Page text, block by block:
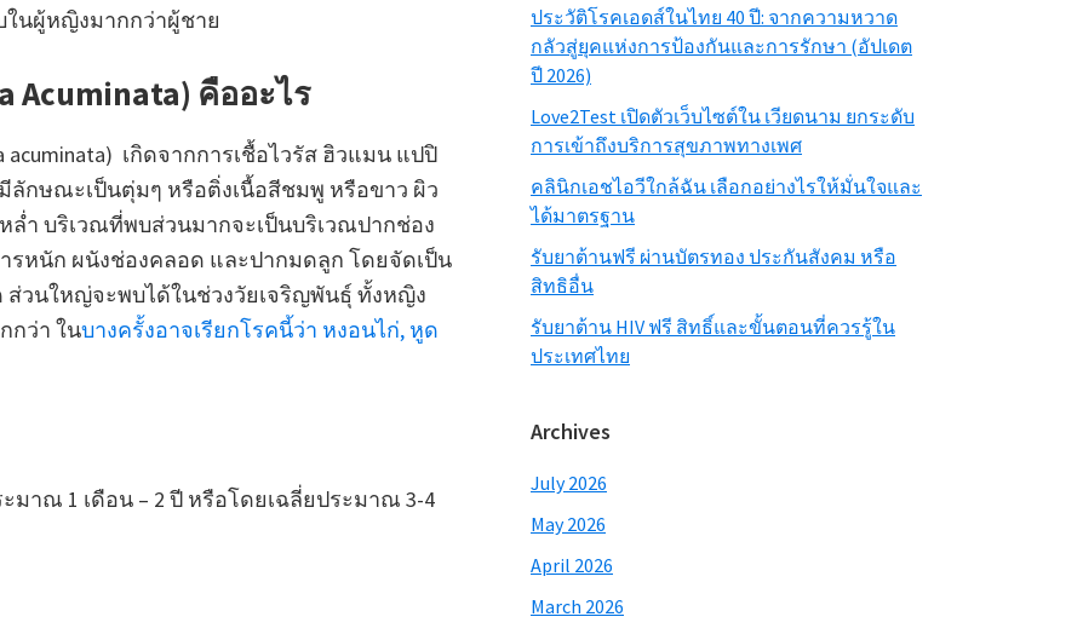
นผู้หญิงมากกว่าผู้ชาย
Acuminata) คืออะไร
acuminata) เกิดจากการเชื้อไวรัส ฮิวแมน แปปิ
ยมีลักษณะเป็นตุ่มๆ หรือติ่งเนื้อสีชมพู หรือขาว ผิว
ำ บริเวณที่พบส่วนมากจะเป็นบริเวณปากช่อง
หนัก ผนังช่องคลอด และปากมดลูก โดยจัดเป็น
วนใหญ่จะพบได้ในช่วงวัยเจริญพันธุ์ ทั้งหญิง
กว่า ในบางครั้งอาจเรียกโรคนี้ว่า หงอนไก่, หูด
มาณ 1 เดือน – 2 ปี หรือโดยเฉลี่ยประมาณ 3-4
ประวัติโรคเอดส์ในไทย 40 ปี: จากความหวาด
กลัวสู่ยุคแห่งการป้องกันและการรักษา (อัปเดต
ปี 2026)
Love2Test เปิดตัวเว็บไซต์ใน เวียดนาม ยกระดับ
การเข้าถึงบริการสุขภาพทางเพศ
คลินิกเอชไอวีใกล้ฉัน เลือกอย่างไรให้มั่นใจและ
ได้มาตรฐาน
รับยาต้านฟรี ผ่านบัตรทอง ประกันสังคม หรือ
สิทธิอื่น
รับยาต้าน HIV ฟรี สิทธิ์และขั้นตอนที่ควรรู้ใน
ประเทศไทย
Archives
July 2026
May 2026
April 2026
March 2026